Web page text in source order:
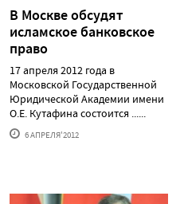
В Москве обсудят
исламское банковское
право
17 апреля 2012 года в
Московской Государственной
Юридической Академии имени
О.Е. Кутафина состоится ......
6 АПРЕЛЯ'2012